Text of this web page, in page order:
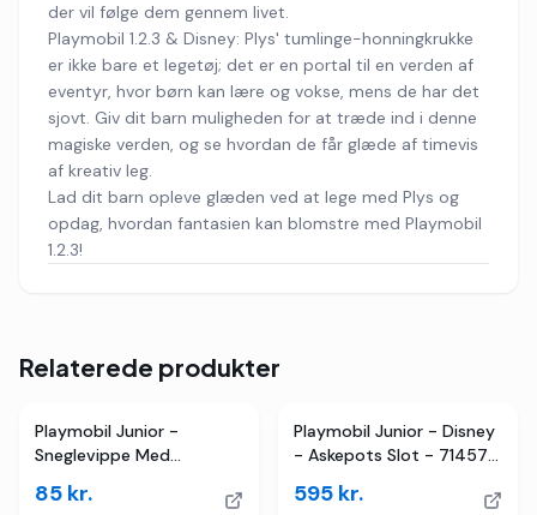
der vil følge dem gennem livet.
Playmobil 1.2.3 & Disney: Plys' tumlinge-honningkrukke
er ikke bare et legetøj; det er en portal til en verden af
eventyr, hvor børn kan lære og vokse, mens de har det
sjovt. Giv dit barn muligheden for at træde ind i denne
magiske verden, og se hvordan de får glæde af timevis
af kreativ leg.
Lad dit barn opleve glæden ved at lege med Plys og
opdag, hvordan fantasien kan blomstre med Playmobil
1.2.3!
Relaterede produkter
Playmobil Junior -
Sneglevippe Med
Dele
85 kr.
Playmobil Junior - Disney
- Askepots Slot - 71457 -
595 kr.